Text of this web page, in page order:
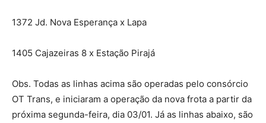
1372 Jd. Nova Esperança x Lapa
1405 Cajazeiras 8 x Estação Pirajá
Obs. Todas as linhas acima são operadas pelo consórcio
OT Trans, e iniciaram a operação da nova frota a partir da
próxima segunda-feira, dia 03/01. Já as linhas abaixo, são